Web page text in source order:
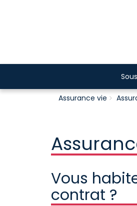
Assurance vie
Vous
contrat ?